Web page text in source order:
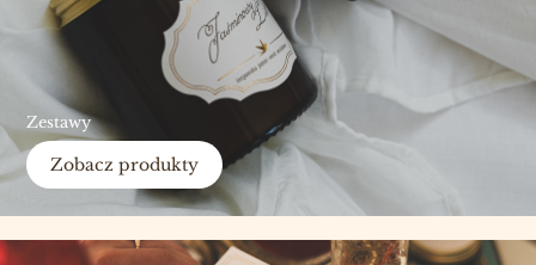
Zestawy
Zobacz produkty